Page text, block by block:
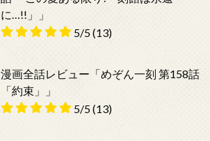
に…!!」」
5/5(13)
漫画全話レビュー「めぞん一刻 第158話
「約束」」
5/5(13)